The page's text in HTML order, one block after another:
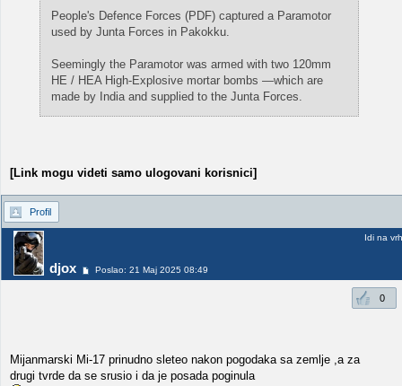
People's Defence Forces (PDF) captured a Paramotor
used by Junta Forces in Pakokku.
Seemingly the Paramotor was armed with two 120mm
HE / HEA High-Explosive mortar bombs —which are
made by India and supplied to the Junta Forces.
[Link mogu videti samo ulogovani korisnici]
Profil
djox Poslao: 21 Maj 2025 08:49
Idi na vrh
0
Mijanmarski Mi-17 prinudno sleteo nakon pogodaka sa zemlje ,a za
drugi tvrde da se srusio i da je posada poginula